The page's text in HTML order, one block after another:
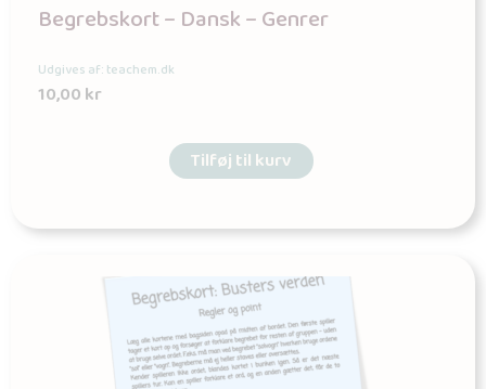
Begrebskort – Dansk – Genrer
Udgives af: teachem.dk
10,00kr
Tilføj til kurv